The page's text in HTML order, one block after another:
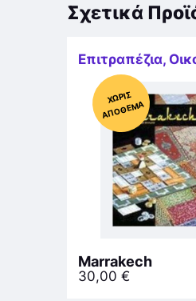
Σχετικά
Επιτραπέζια,
Χ
ΩΡΊΣ
Α
Π
Ό
ΘΕ
ΜΑ
Marrakech
30,00 €